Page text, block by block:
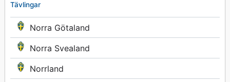
Tävlingar
Norra Götaland
Norra Svealand
Norrland